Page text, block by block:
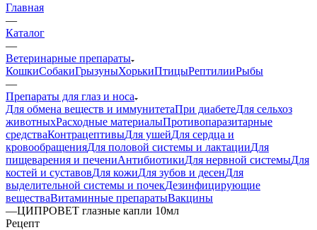
Главная
—
Каталог
—
Ветеринарные препараты
КошкиСобакиГрызуныХорькиПтицыРептилииРыбы
—
Препараты для глаз и носа
Для обмена веществ и иммунитетаПри диабетеДля сельхоз
животныхРасходные материалыПротивопаразитарные
средстваКонтрацептивыДля ушейДля сердца и
кровообращенияДля половой системы и лактацииДля
пищеварения и печениАнтибиотикиДля нервной системыДля
костей и суставовДля кожиДля зубов и десенДля
выделительной системы и почекДезинфицирующие
веществаВитаминные препаратыВакцины
—ЦИПРОВЕТ глазные капли 10мл
Рецепт